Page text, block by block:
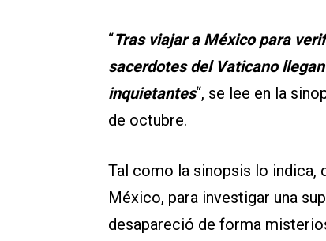
“Tras viajar a México para
sacerdotes del Vaticano
inquietantes“, se lee en la
de octubre.
Tal como la sinopsis lo indica,
México, para investigar una
desapareció de forma